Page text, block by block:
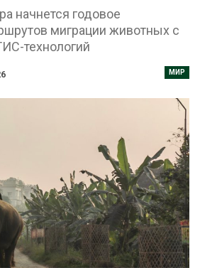
начнется годовое
миграции животных с
технологий
МИР